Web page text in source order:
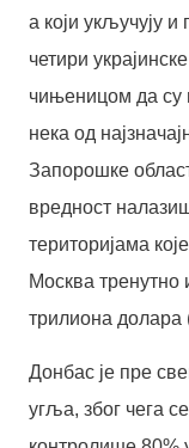
а који укључују
четири
чињеницом да су
нека од
Запорошке
вредност
територијама
Москва тренутно
трилиона долара
Донбас је пре
угља, због чега